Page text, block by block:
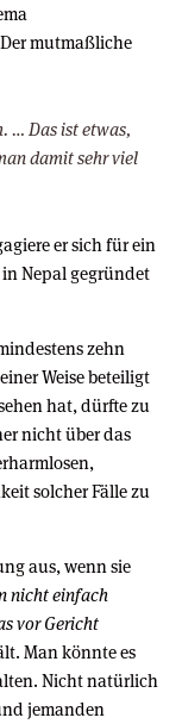
mutmaßliche
… Das ist etwas,
damit sehr viel
er sich für ein
Nepal gegründet
zehn
Weise beteiligt
hat, dürfte zu
nicht über das
solcher Fälle zu
aus, wenn sie
nicht einfach
vor Gericht
Man könnte es
Nicht natürlich
jemanden